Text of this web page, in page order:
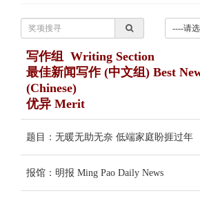
写作组 Writing Section
最佳新闻写作 (中文组) Best
(Chinese)
优异 Merit
题目：无暖无助无奈 低端家庭盼捱过年
报馆：明报 Ming Pao Daily News